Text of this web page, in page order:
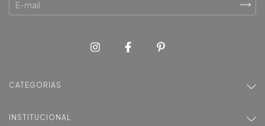
CATEGORIAS
INSTITUCIONAL